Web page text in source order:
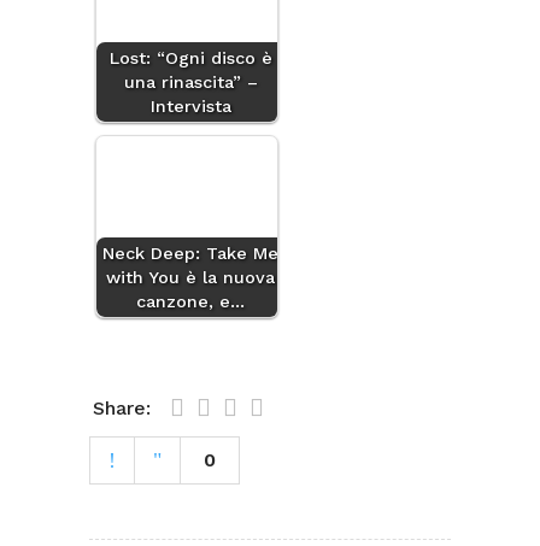
Lost: “Ogni disco è
una rinascita” –
Intervista
Neck Deep: Take Me
with You è la nuova
canzone, e…
Share:
0